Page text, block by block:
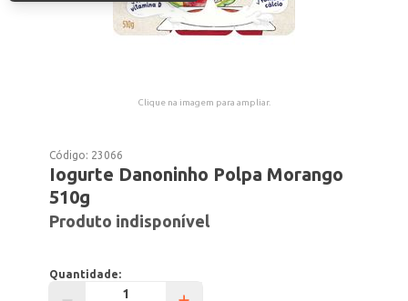
Clique na imagem para ampliar.
Código: 23066
Iogurte Danoninho Polpa Morango
510g
Produto indisponível
Quantidade: